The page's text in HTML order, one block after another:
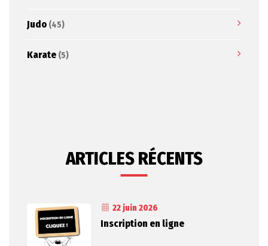
Judo (45)
Karate (5)
ARTICLES RÉCENTS
22 juin 2026
Inscription en ligne